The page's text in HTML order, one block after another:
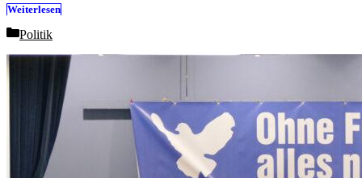
Weiterlesen
Categories
Politik